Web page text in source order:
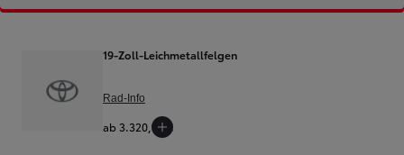
19-Zoll-Leichmetallfelgen
Rad-Info
ab 3.320,00 €